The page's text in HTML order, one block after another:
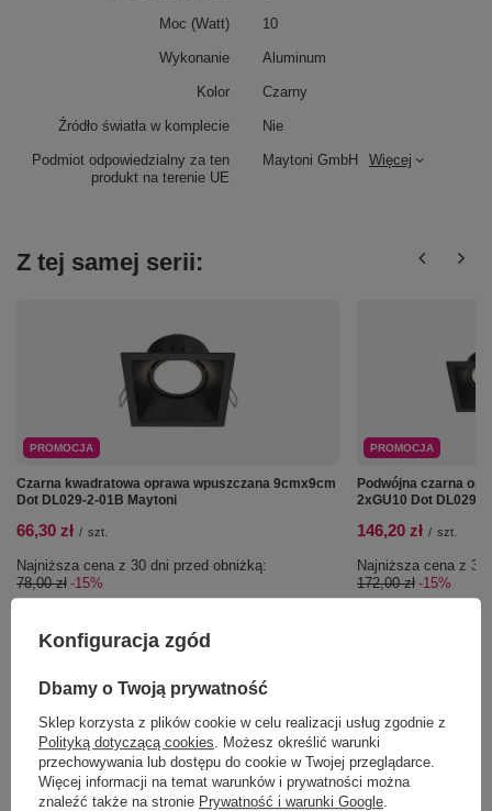
Podmiot odpowiedzialny za ten
produkt na terenie UE
Maytoni GmbH Więcej
Moc (Watt) 10
Wykonanie Aluminum
Kolor Czarny
Źródło światła w komplecie Nie
Z tej samej serii:
PROMOCJA
Czarna kwadratowa oprawa wpuszczana 9cmx9cm
Dot DL029-2-01B Maytoni
66,30 zł / szt.
Najniższa cena z 30 dni przed obniżką:
78,00 zł -15%
PROMOCJA
Podwójna czarna
2xGU10 Dot DL029-
146,20 zł / szt.
Najniższa cena z
172,00 zł -15%
Konfiguracja zgód
Dbamy o Twoją prywatność
Sklep korzysta z plików cookie w celu realizacji usług zgodnie z
Polityką dotyczącą cookies. Możesz określić warunki
przechowywania lub dostępu do cookie w Twojej przeglądarce.
Więcej informacji na temat warunków i prywatności można
znaleźć także na stronie Prywatność i warunki Google.